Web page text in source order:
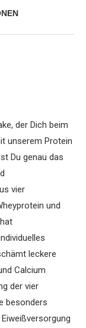
der Dich beim
unserem Protein
Du genau das
vier
und
leckere
Calcium
der vier
besonders